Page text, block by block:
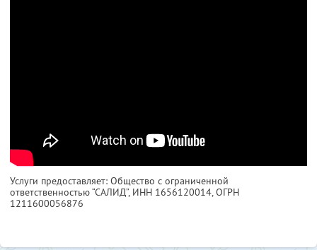
Услуги предоставляет: Общество с ограниченной
ответственностью “САЛИД”, ИНН 1656120014, ОГРН
1211600056876